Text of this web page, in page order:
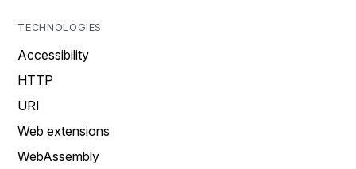
TECHNOLOGIES
Accessibility
HTTP
URI
Web extensions
WebAssembly